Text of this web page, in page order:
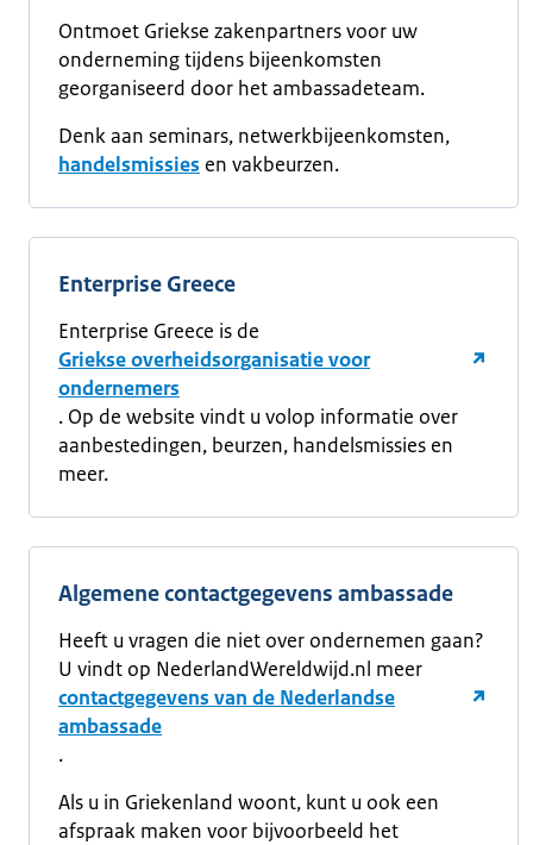
Ontmoet Griekse zakenpartners voor uw
onderneming tijdens bijeenkomsten
georganiseerd door het ambassadeteam.
Denk aan seminars, netwerkbijeenkomsten,
handelsmissies en vakbeurzen.
Enterprise Greece
Enterprise Greece is de
Griekse overheidsorganisatie voor
ondernemers
. Op de website vindt u volop informatie over
aanbestedingen, beurzen, handelsmissies en
meer.
Algemene contactgegevens ambassade
Heeft u vragen die niet over ondernemen gaan?
U vindt op NederlandWereldwijd.nl meer
contactgegevens van de Nederlandse
ambassade
.
Als u in Griekenland woont, kunt u ook een
afspraak maken voor bijvoorbeeld het